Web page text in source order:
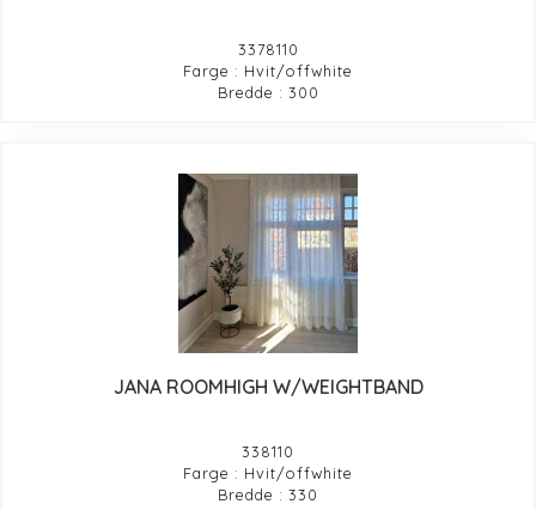
3378110
Farge : Hvit/offwhite
Bredde : 300
JANA ROOMHIGH W/WEIGHTBAND
338110
Farge : Hvit/offwhite
Bredde : 330